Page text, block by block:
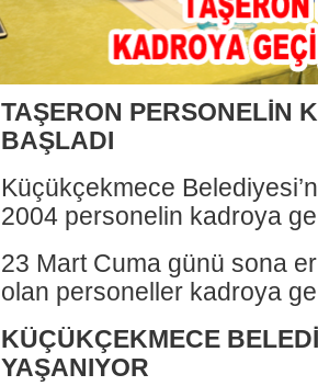
TAŞERON PERSONELİN
BAŞLADI
Küçükçekmece
2004 personelin kadroya
23 Mart Cuma günü sona
olan personeller kadroya
KÜÇÜKÇEKMECE
YAŞANIYOR